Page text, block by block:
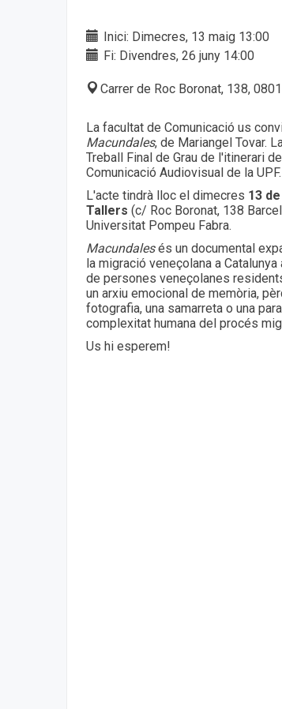
Inici: Dimecres, 13 maig 13:00
Fi: Divendres, 26 juny 14:00
Carrer de Roc Boronat, 138,
La facultat de Comunicació us
Macundales, de Mariangel Tovar.
Treball Final de Grau de l'itinerari
Comunicació Audiovisual de la UPF.
L'acte tindrà lloc el dimecres 13
Tallers (c/ Roc Boronat, 138
Universitat Pompeu Fabra.
Macundalesés un documental
la migració veneçolana a
de persones veneçolanes
un arxiu emocional de memòria,
fotografia, una samarreta o una
complexitat humana del procés
Us hi esperem!